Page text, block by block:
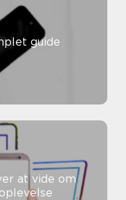
guide
at vide om